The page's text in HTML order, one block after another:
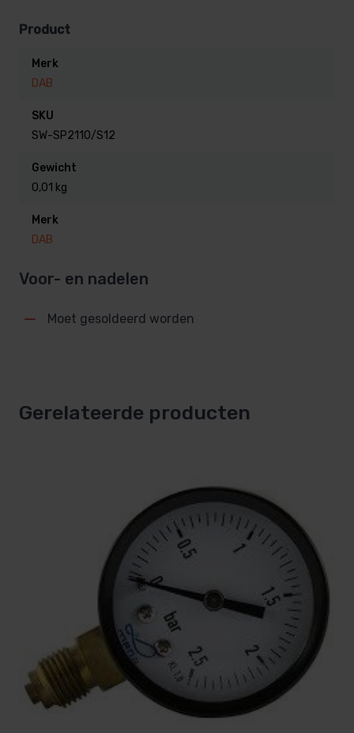
Product
Merk
DAB
SKU
SW-SP2110/S12
Gewicht
0,01 kg
Merk
DAB
Voor- en nadelen
Moet gesoldeerd worden
Gerelateerde producten